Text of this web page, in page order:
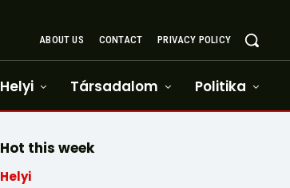
ABOUT US CONTACT PRIVACY POLICY
Helyi Társadalom Politika
Hot this week
Helyi